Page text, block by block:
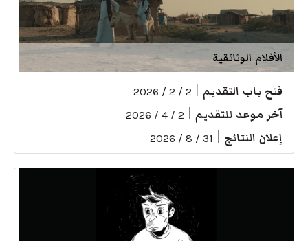
الأفلام الوثائقية
فتح باب التقديم 2 / 2 / 2026
آخر موعد للتقديم 2 / 4 / 2026
إعلان النتائج 31 / 8 / 2026